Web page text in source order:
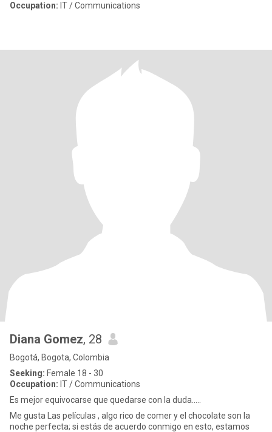
Occupation: IT / Communications
Diana Gomez, 28
Bogotá, Bogota, Colombia
Seeking: Female 18 - 30
Occupation: IT / Communications
Es mejor equivocarse que quedarse con la duda.....
Me gusta Las películas , algo rico de comer y el chocolate son la
noche perfecta; si estás de acuerdo conmigo en esto, estamos